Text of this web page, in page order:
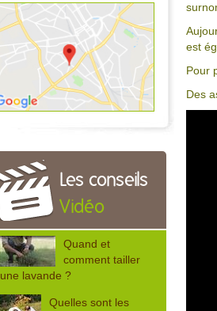
Les conseils
Vidéo
Quand et
comment tailler
une lavande ?
Quelles sont les
est
Pour
Des